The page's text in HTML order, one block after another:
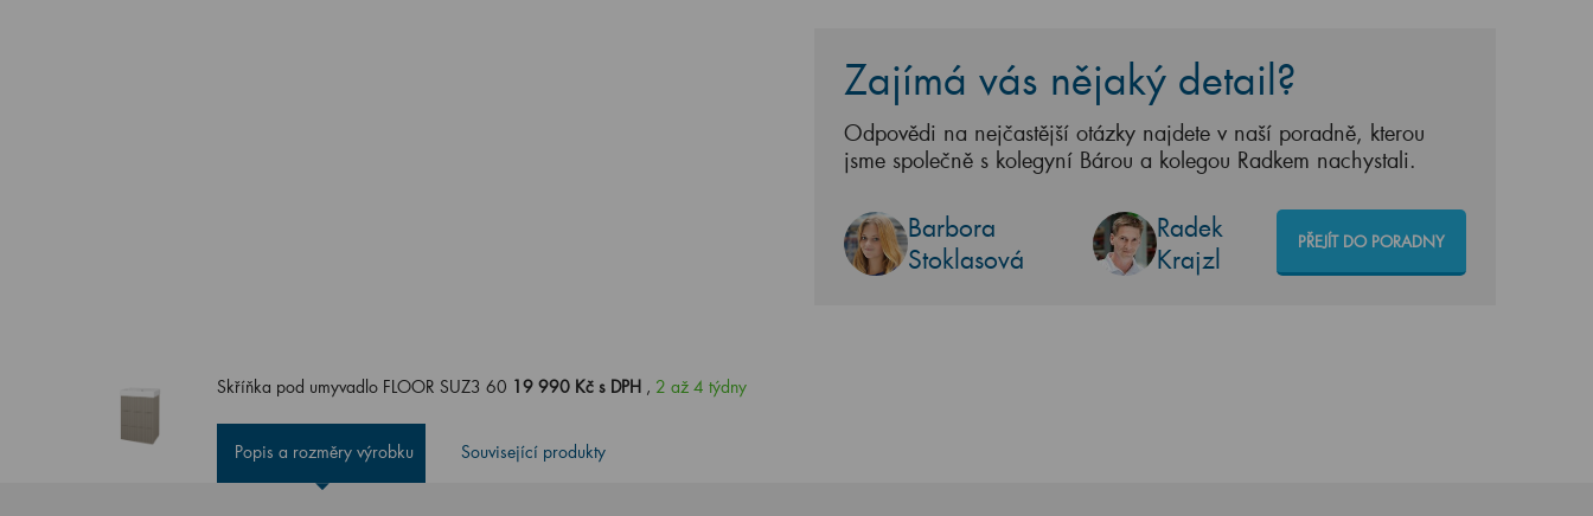
Zajímá vás nějaký detail?
Odpovědi na nejčastější otázky najdete v naší poradně, kterou
jsme společně s kolegyní Bárou a kolegou Radkem nachystali.
Barbora
Stoklasová
Radek
Krajzl
PŘEJÍT DO PORADNY
Skříňka pod umyvadlo FLOOR SUZ3 60 19 990 Kč s DPH , 2 až 4 týdny
Popis a rozměry výrobku Související produkty